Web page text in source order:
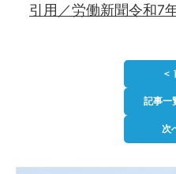
引用／労働新聞令和7
＜
記事一
次